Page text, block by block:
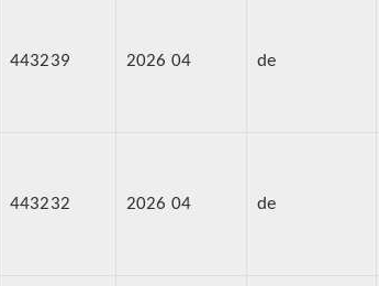
443239 2026 04 de
443232 2026 04 de